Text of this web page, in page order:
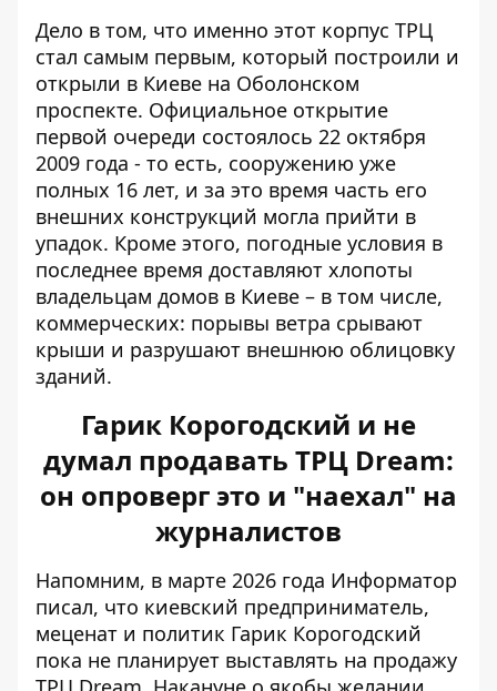
Дело в том, что именно этот корпус ТРЦ
стал самым первым, который построили и
открыли в Киеве на Оболонском
проспекте. Официальное открытие
первой очереди состоялось 22 октября
2009 года - то есть, сооружению уже
полных 16 лет, и за это время часть его
внешних конструкций могла прийти в
упадок. Кроме этого, погодные условия в
последнее время доставляют хлопоты
владельцам домов в Киеве – в том числе,
коммерческих: порывы ветра срывают
крыши и разрушают внешнюю облицовку
зданий.
Гарик Корогодский и не
думал продавать ТРЦ Dream:
он опроверг это и "наехал" на
журналистов
Напомним, в марте 2026 года Информатор
писал, что киевский предприниматель,
меценат и политик Гарик Корогодский
пока не планирует выставлять на продажу